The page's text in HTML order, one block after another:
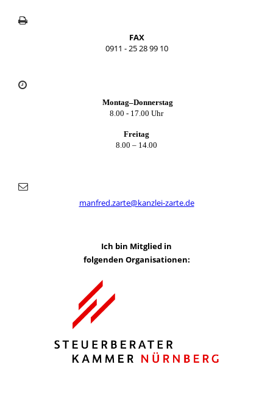
FAX
0911 - 25 28 99 10
Montag–Donnerstag
8.00 - 17.00 Uhr
Freitag
8.00 – 14.00
manfred.zarte@kanzlei-zarte.de
Ich bin Mitglied in
folgenden Organisationen: